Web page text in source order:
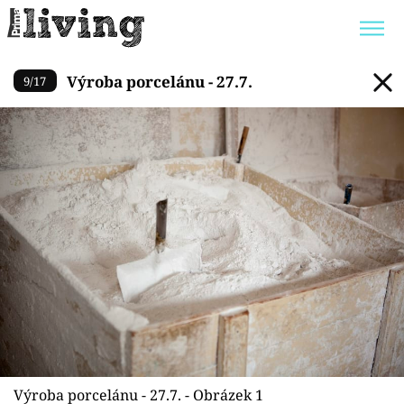
Trendy: JAK UŠETŘIT
POKOJOVÉ KVĚTINY
BYDLENÍ SLAVNÝCH
ZAHRADA
Témata
Bydlení
Zahrada
Design
Výroba porcelánu - 27.7.
9/17 Výroba porcelánu - 27.7.
Výroba porcelánu - 27.7. - Obrázek 1